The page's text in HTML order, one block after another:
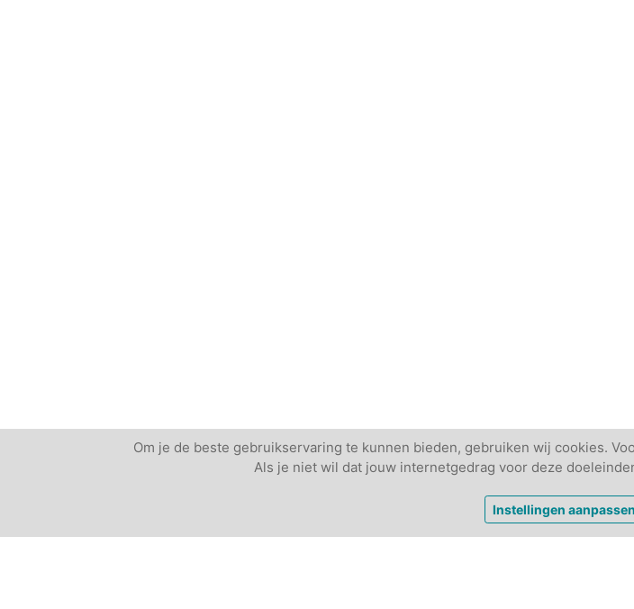
Om je de beste gebruikservaring te kunnen bieden, gebruiken wij cookies.
Als je niet wil dat jouw internetgedrag voor deze
Instellingen aanpassen